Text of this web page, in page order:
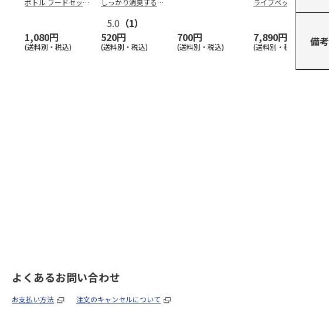
ボトル フードセッ
1,080円
(送料別・税込)
しっかり消臭するひ
5.0 （1）
520円
(送料別・税込)
700円
(送料別・税込)
ライブベッド グレ
7,890円
(送料別・税込) 備考
よくあるお問い合わせ
お支払い方法 注文のキャンセルについて